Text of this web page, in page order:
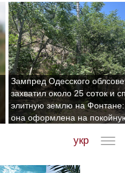
Зампред Одесского
захватил около 25 соток и
элитную землю на Фонтане:
она оформлена на
укр